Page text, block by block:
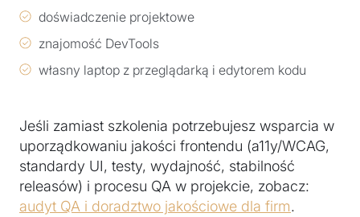
doświadczenie projektowe
znajomość DevTools
własny laptop z przeglądarką i edytorem kodu
Jeśli zamiast szkolenia potrzebujesz wsparcia w
uporządkowaniu jakości frontendu (a11y/WCAG,
standardy UI, testy, wydajność, stabilność
releasów) i procesu QA w projekcie, zobacz:
audyt QA i doradztwo jakościowe dla firm.